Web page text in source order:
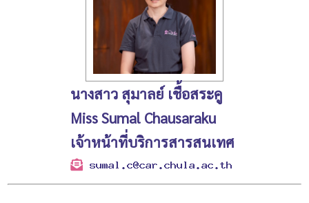
นางสาว สุมาลย์ เชื้อสระคู
Miss Sumal Chausaraku
เจ้าหน้าที่บริการสารสนเทศ